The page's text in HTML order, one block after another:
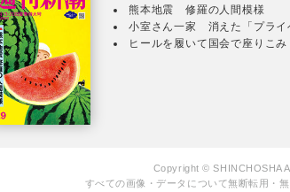
熊本地震 修羅の人間模様
小室さん一家 消えた「プライ
ヒールを履いて国会で座りこ
Copyright © SHINCHOSHA
すべての画像・データについて無断転用・無